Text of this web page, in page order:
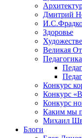
Дмитрий
Здоровье
Великая
Конкурс
Конкурс
Конкурс
Каким мы
Михаил
Блоги